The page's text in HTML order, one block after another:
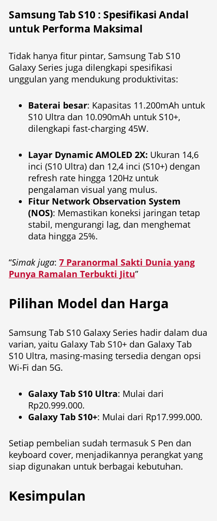
Samsung Tab S10 : Spesifikasi Andal
untuk Performa Maksimal
Tidak hanya fitur pintar, Samsung Tab S10
Galaxy Series juga dilengkapi spesifikasi
unggulan yang mendukung produktivitas:
Baterai besar: Kapasitas 11.200mAh untuk
S10 Ultra dan 10.090mAh untuk S10+,
dilengkapi fast-charging 45W.
Layar Dynamic AMOLED 2X: Ukuran 14,6
inci (S10 Ultra) dan 12,4 inci (S10+) dengan
refresh rate hingga 120Hz untuk
pengalaman visual yang mulus.
Fitur Network Observation System
(NOS): Memastikan koneksi jaringan tetap
stabil, mengurangi lag, dan menghemat
data hingga 25%.
“Simak juga: 7 Paranormal Sakti Dunia yang
Punya Ramalan Terbukti Jitu”
Pilihan Model dan Harga
Samsung Tab S10 Galaxy Series hadir dalam dua
varian, yaitu Galaxy Tab S10+ dan Galaxy Tab
S10 Ultra, masing-masing tersedia dengan opsi
Wi-Fi dan 5G.
Galaxy Tab S10 Ultra: Mulai dari
Rp20.999.000.
Galaxy Tab S10+: Mulai dari Rp17.999.000.
Setiap pembelian sudah termasuk S Pen dan
keyboard cover, menjadikannya perangkat yang
siap digunakan untuk berbagai kebutuhan.
Kesimpulan